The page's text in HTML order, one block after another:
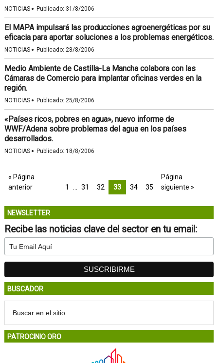
NOTICIAS · Publicado: 31/8/2006
El MAPA impulsará las producciones agroenergéticas por su
eficacia para aportar soluciones a los problemas energéticos.
NOTICIAS · Publicado: 28/8/2006
Medio Ambiente de Castilla-La Mancha colabora con las
Cámaras de Comercio para implantar oficinas verdes en la
región.
NOTICIAS · Publicado: 25/8/2006
«Países ricos, pobres en agua», nuevo informe de
WWF/Adena sobre problemas del agua en los países
desarrollados.
NOTICIAS · Publicado: 18/8/2006
« Página
anterior
1 31 32 33 34 35
Página
siguiente »
NEWSLETTER
Recibe las noticias clave del sector en tu email:
BUSCADOR
PATROCINIO ORO